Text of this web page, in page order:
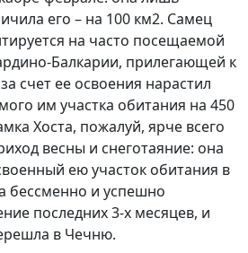
его – на 100 км2. Самец
на часто посещаемой
Балкарии, прилегающей к
счет ее освоения нарастил
им участка обитания на 450
Хоста, пожалуй, ярче всего
весны и снеготаяние: она
ею участок обитания в
бессменно и успешно
последних 3-х месяцев, и
в Чечню.